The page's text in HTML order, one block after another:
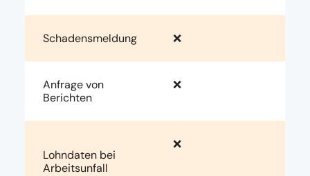
Schadensmeldung ❌
Anfrage von
Berichten
❌
Lohndaten bei
Arbeitsunfall
❌